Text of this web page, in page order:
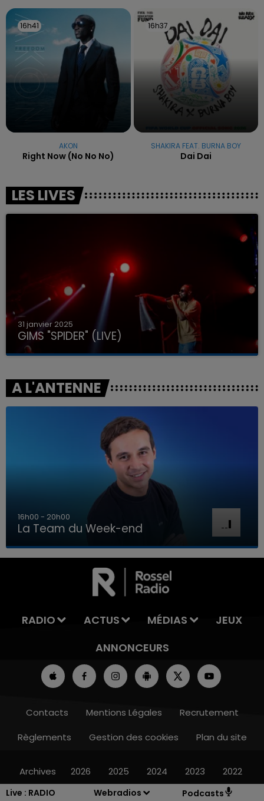
Live : RADIO
Webradios Podcasts
LA TEAM DU WEEK-END
16h41
16h41
AKON
Right Now (no No No)
16h37
16h37
SHAKIRA FEAT. BURNA BOY
Dai Dai
LES LIVES
31 janvier 2025
GIMS "SPIDER" (LIVE)
A L'ANTENNE
16h00 - 20h00
La Team du Week-end
RADIO ACTUS MÉDIAS
JEUX
ANNONCEURS
Contacts Mentions Légales
Recrutement
Règlements
Gestion des cookies Plan du site
Archives 2026 2025 2024 2023 2022